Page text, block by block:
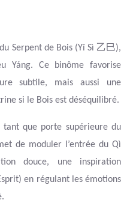
Serpent de Bois (Yǐ Sì 乙巳),
Yáng. Ce binôme favorise
subtile, mais aussi une
si le Bois est déséquilibré.
tant que porte supérieure du
de moduler l’entrée du Qì
douce, une inspiration
en régulant les émotions